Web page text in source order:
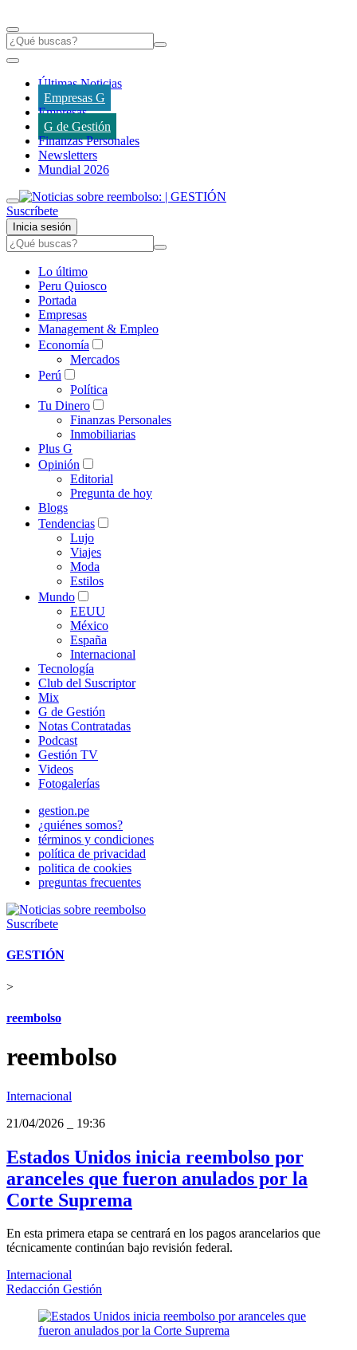
Últimas Noticias
Empresas G
Empresas
G de Gestión
Finanzas Personales
Newsletters
Mundial 2026
Suscríbete
Inicia sesión
Lo último
Peru Quiosco
Portada
Empresas
Management & Empleo
Economía
Mercados
Perú
Política
Tu Dinero
Finanzas Personales
Inmobiliarias
Plus G
Opinión
Editorial
Pregunta de hoy
Blogs
Tendencias
Lujo
Viajes
Moda
Estilos
Mundo
EEUU
México
España
Internacional
Tecnología
Club del Suscriptor
Mix
G de Gestión
Notas Contratadas
Podcast
Gestión TV
Videos
Fotogalerías
gestion.pe
¿quiénes somos?
términos y condiciones
política de privacidad
politica de cookies
preguntas frecuentes
Suscríbete
GESTIÓN
>
reembolso
reembolso
Internacional
21/04/2026
19:36
Estados Unidos inicia reembolso por
aranceles que fueron anulados por la
Corte Suprema
En esta primera etapa se centrará en los pagos arancelarios que
técnicamente continúan bajo revisión federal.
Internacional
Redacción Gestión